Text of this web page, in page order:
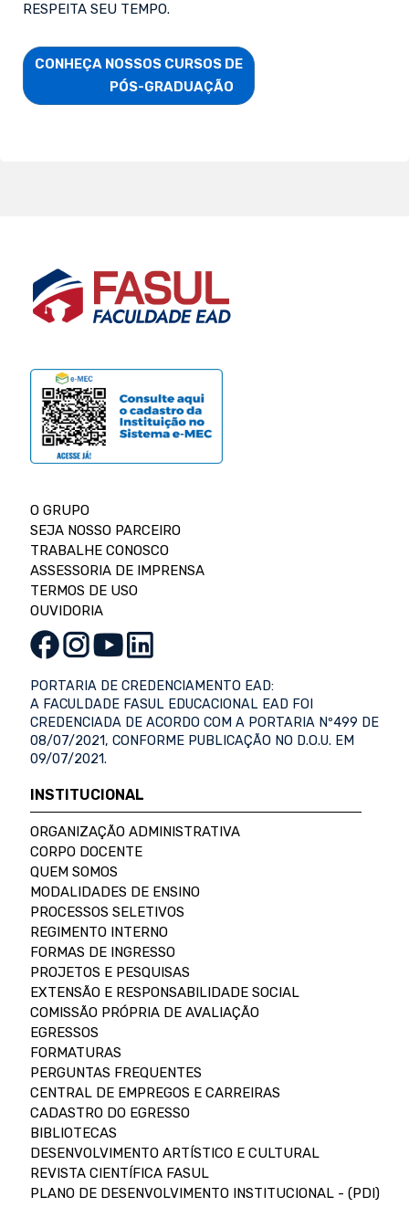
RESPEITA SEU TEMPO.
CONHEÇA NOSSOS CURSOS DE
                        PÓS-GRADUAÇÃO
O GRUPO
SEJA NOSSO PARCEIRO
TRABALHE CONOSCO
ASSESSORIA DE IMPRENSA
TERMOS DE USO
OUVIDORIA
PORTARIA DE CREDENCIAMENTO EAD:
A FACULDADE FASUL EDUCACIONAL EAD FOI
CREDENCIADA DE ACORDO COM A PORTARIA Nº499 DE
08/07/2021, CONFORME PUBLICAÇÃO NO D.O.U. EM
09/07/2021.
INSTITUCIONAL
ORGANIZAÇÃO ADMINISTRATIVA
CORPO DOCENTE
QUEM SOMOS
MODALIDADES DE ENSINO
PROCESSOS SELETIVOS
REGIMENTO INTERNO
FORMAS DE INGRESSO
PROJETOS E PESQUISAS
EXTENSÃO E RESPONSABILIDADE SOCIAL
COMISSÃO PRÓPRIA DE AVALIAÇÃO
EGRESSOS
FORMATURAS
PERGUNTAS FREQUENTES
CENTRAL DE EMPREGOS E CARREIRAS
CADASTRO DO EGRESSO
BIBLIOTECAS
DESENVOLVIMENTO ARTÍSTICO E CULTURAL
REVISTA CIENTÍFICA FASUL
PLANO DE DESENVOLVIMENTO INSTITUCIONAL - (PDI)